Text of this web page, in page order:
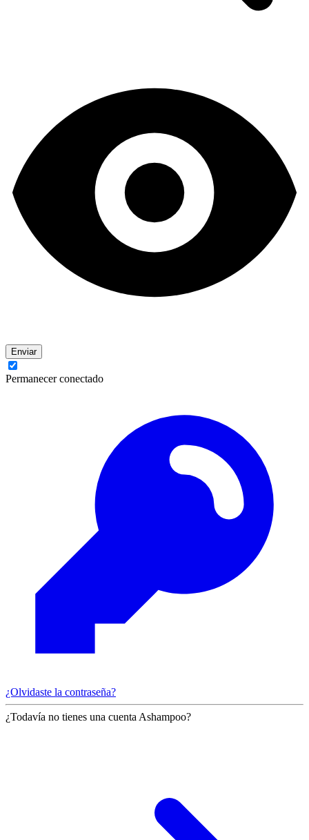
Enviar
Permanecer conectado
¿Olvidaste la contraseña?
¿Todavía no tienes una cuenta Ashampoo?